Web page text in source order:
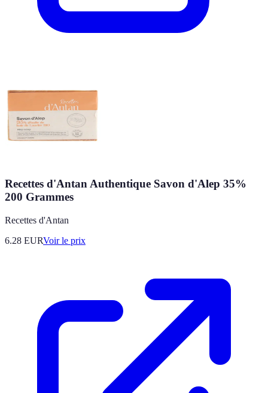
Recettes d'Antan Authentique Savon d'Alep 35%
200 Grammes
Recettes d'Antan
6.28 EURVoir le prix